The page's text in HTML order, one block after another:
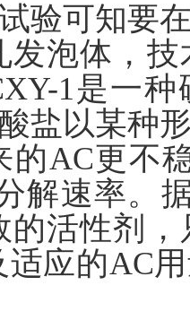
验可知要
发泡体，
1是一
盐以某种
的AC更不
解速率。
的活性剂
适应的AC